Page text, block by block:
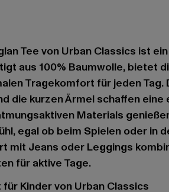
Tee von Urban Classics ist
aus 100% Baumwolle, bietet
Tragekomfort für jeden Tag.
die kurzen Ärmel schaffen eine
Materials
egal ob beim Spielen oder in
mit Jeans oder Leggings
für aktive Tage.
für Kinder von Urban Classics